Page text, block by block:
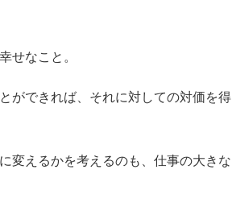
せなこと。
ができれば、それに対しての対価を得
変えるかを考えるのも、仕事の大きな